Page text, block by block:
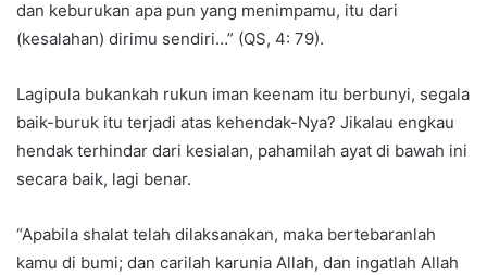
dan keburukan apa pun yang menimpamu, itu dari
(kesalahan) dirimu sendiri…” (QS, 4: 79).
Lagipula bukankah rukun iman keenam itu berbunyi, segala
baik-buruk itu terjadi atas kehendak-Nya? Jikalau engkau
hendak terhindar dari kesialan, pahamilah ayat di bawah ini
secara baik, lagi benar.
“Apabila shalat telah dilaksanakan, maka bertebaranlah
kamu di bumi; dan carilah karunia Allah, dan ingatlah Allah